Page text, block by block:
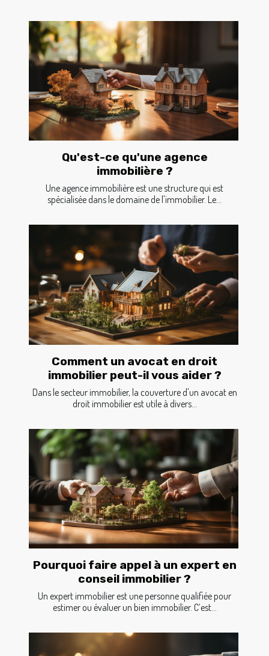
Qu'est-ce qu'une agence
immobilière ?
Une agence immobilière est une structure qui est
spécialisée dans le domaine de l'immobilier. Le...
Comment un avocat en droit
immobilier peut-il vous aider ?
Dans le secteur immobilier, la couverture d'un avocat en
droit immobilier est utile à divers...
Pourquoi faire appel à un expert en
conseil immobilier ?
Un expert immobilier est une personne qualifiée pour
estimer ou évaluer un bien immobilier. C’est...